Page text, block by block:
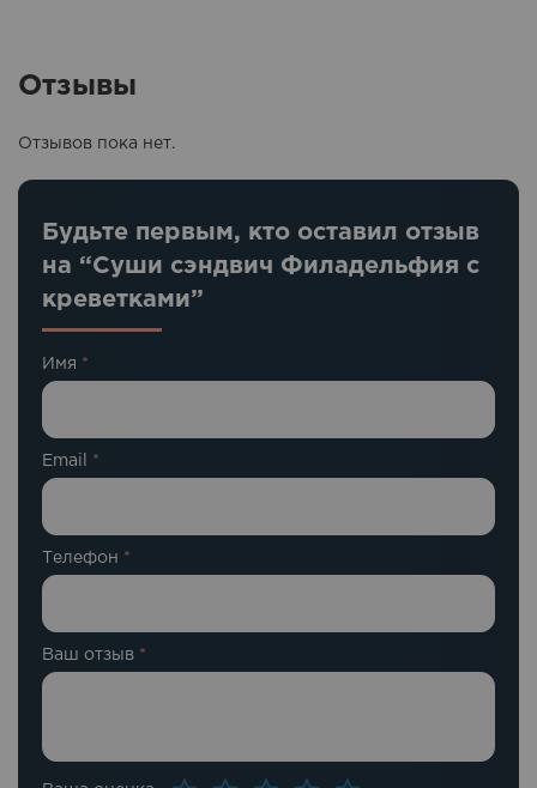
Отзывы
Отзывов пока нет.
Будьте первым, кто оставил отзыв
на “Суши сэндвич Филадельфия с
креветками”
Имя *
Email *
Телефон *
Ваш отзыв *